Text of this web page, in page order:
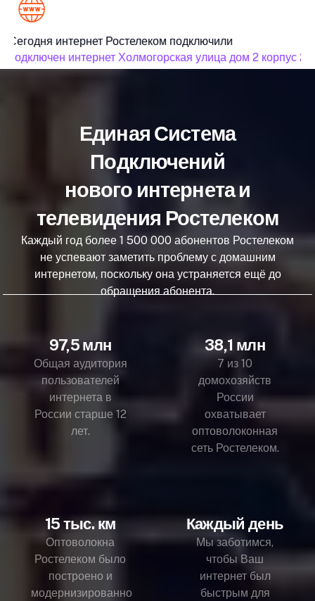
Сегодня интернет Ростелеком подключили
подключен интернет Холмогорская улица дом 2 корпус 2
Единая Система
Подключений
нового интернета и
телевидения Ростелеком
Каждый год более 1 500 000 абонентов Ростелеком
не успевают заметить проблему с домашним
интернетом, поскольку она устраняется ещё до
обращения абонента.
97,5 млн
Общая аудитория
пользователей
интернета в
России старше 12
лет.
38,1 млн
7 из 10
домохозяйств
России
охватывает
оптоволоконная
сеть Ростелеком.
15 тыс. км
Оптоволокна
Ростелеком было
построено и
модернизированно
Каждый день
Мы заботимся,
чтобы Ваш
интернет был
быстрым для